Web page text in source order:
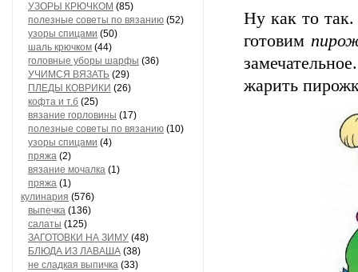
УЗОРЫ КРЮЧКОМ (85)
полезные советы по вязанию (52)
узоры спицами (50)
шаль крючком (44)
головные уборы шарфы (36)
УЧИМСЯ ВЯЗАТЬ (29)
ПЛЕДЫ КОВРИКИ (26)
кофта и т.б (25)
вязание горловины (17)
полезные советы по вязанию (10)
узоры спицами (4)
пряжа (2)
вязание мочалка (1)
пряжа (1)
кулинария (576)
выпечка (136)
салаты (125)
ЗАГОТОВКИ НА ЗИМУ (48)
БЛЮДА ИЗ ЛАВАША (38)
не сладкая выпичка (33)
Ну как то
готовим
жарить